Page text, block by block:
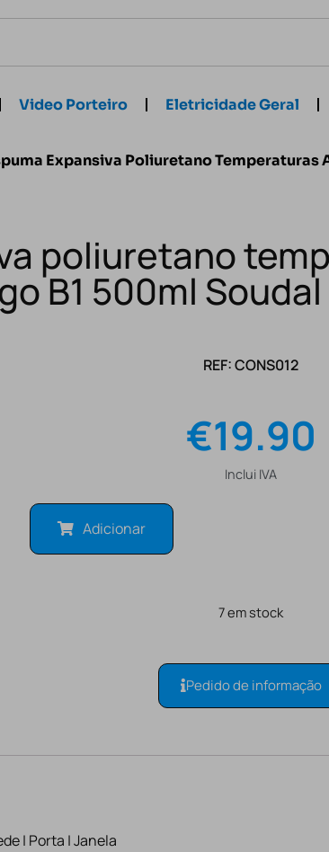
Video Porteiro Eletricidade Geral
Expansiva Poliuretano Temperaturas
poliuretano
B1 500ml Soudal
REF: CONS012
€19.90
Inclui IVA
Adicionar
7 em stock
Pedido de informação
| Porta | Janela